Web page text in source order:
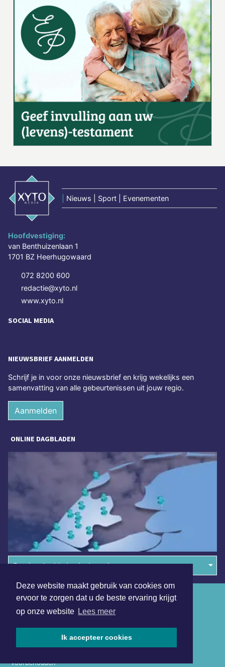
Deze website maakt gebruik van cookies om
ervoor te zorgen dat u de beste ervaring krijgt
op onze website Lees meer
Ik accepteer cookies
Nieuws | Sport | Evenementen
Hoofdvestiging:
van Benthuizenlaan 1
1701 BZ Heerhugowaard
072 8200 600
redactie@xyto.nl
www.xyto.nl
SOCIAL MEDIA
NIEUWSBRIEF AANMELDEN
Schrijf je in voor onze nieuwsbrief en krijg wekelijks een
samenvatting van alle gebeurtenissen uit jouw regio.
Aanmelden
ONLINE DAGBLADEN
Overige dagbladen in de regio
voorbehouden
Algemene voorwaarden
Disclaimer